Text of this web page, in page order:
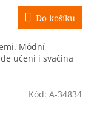
Do košíku
Módní
učení i svačina
Kód: A-34834